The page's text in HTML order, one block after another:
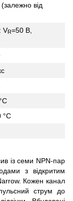
від
VR=50 В,
°C
із семи NPN-пар
з відкритим
Кожен канал
струм до